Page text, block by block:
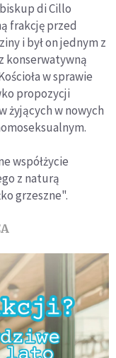
di Cillo
frakcję przed
i był on jednym z
konserwatywną
w sprawie
propozycji
żyjących w nowych
współżycie
z naturą
grzeszne".